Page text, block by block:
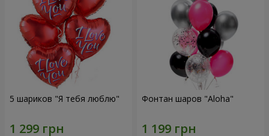
5 шариков "Я тебя люблю" Фонтан шаров "Aloha"